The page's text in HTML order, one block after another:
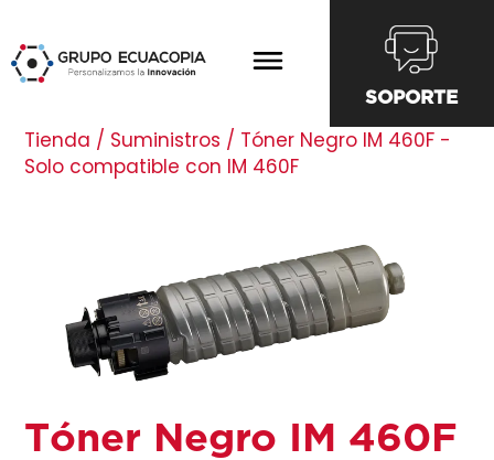
SOPORTE
Tienda / Suministros / Tóner Negro IM 460F -
Solo compatible con IM 460F
Tóner Negro IM 460F